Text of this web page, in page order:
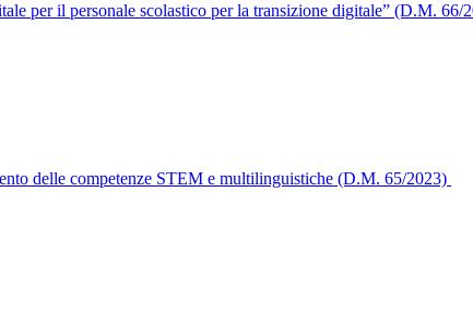
per il personale scolastico per la transizione digitale” (D.M. 66/
delle competenze STEM e multilinguistiche (D.M. 65/2023)